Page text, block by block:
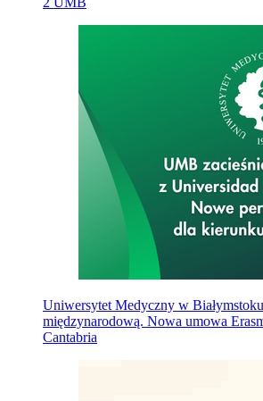
Uniwersytet Medyczny w
międzynarodową. Nowa umowa
Cantabria